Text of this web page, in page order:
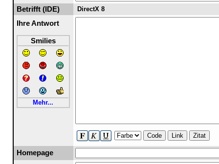
Betrifft (IDE)
DirectX 8
Ihre Antwort
Smilies
Mehr...
Code Link Zitat
Homepage